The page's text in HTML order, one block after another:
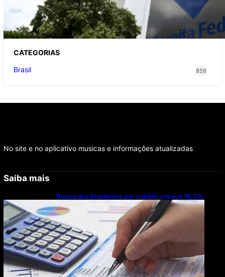
reforma tributária amplia prazo para o
Simples Nacional
CATEGORIAS
Brasil
859
No site e no aplicativo musicas e informações atualizadas
Saiba mais
Busca dos brasileiros por crédito cresce 16,5%;
Mato Grosso lidera ranking entre estados